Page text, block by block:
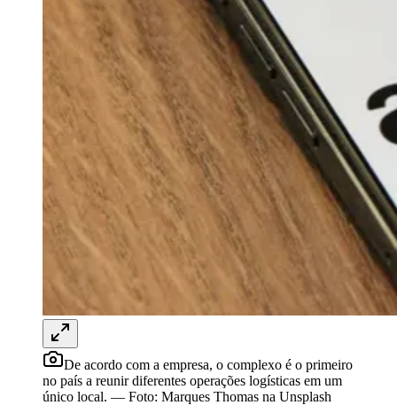
Para Sua Empresa
Anuncie Regional
Guia de Empresas
Vagas na Região
Novo
Hub de Negócios
Guia Comercial
Selo Verificado
Portal Educacional
Agenda de Vestibulares
Vagas de Emprego
Concursos
Panorama Econômico
Para Sua Empresa
Anuncie no Portal
Verificar Empresa
Anunciar Vagas
Publicidade Legal
De acordo com a empresa, o complexo é o primeiro
no país a reunir diferentes operações logísticas em um
único local. — Foto: Marques Thomas na Unsplash